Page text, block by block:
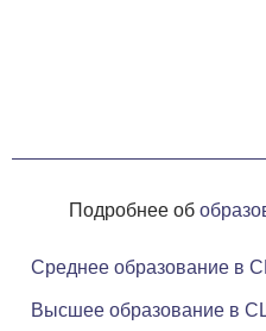
Подробнее об
Среднее образование в
Высшее образование в